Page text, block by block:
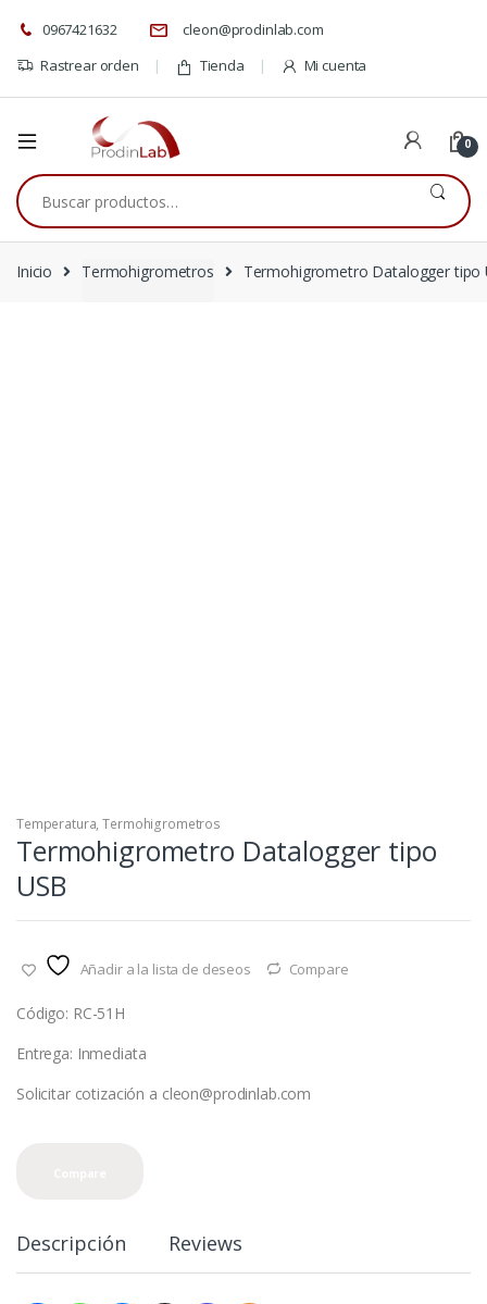
0967421632
cleon@prodinlab.com
Rastrear orden
Tienda Mi cuenta
0
Buscar
por:
Inicio Termohigrometros Termohigrometro Datalogger tipo
Temperatura,Termohigrometros
Termohigrometro Datalogger tipo
USB
Añadir a la lista de deseos Compare
Código: RC-51H
Entrega: Inmediata
Solicitar cotización a cleon@prodinlab.com
Descripción Reviews